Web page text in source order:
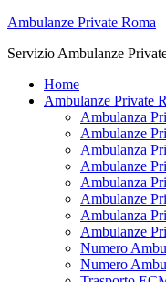
Ambulanze Private Roma
Servizio Ambulanze
Home
Ambulanze Private
Ambulanza
Ambulanze
Ambulanza
Ambulanze
Ambulanza
Ambulanze
Ambulanza
Ambulanze
Numero
Numero